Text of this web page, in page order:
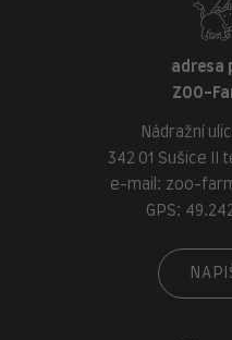
adresa
ZOO-
Nádražní
342 01 Sušice II
e-mail: zoo-
GPS: